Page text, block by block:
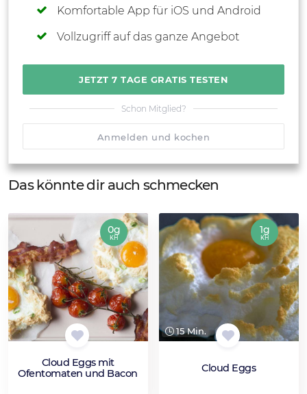
Komfortable App für iOS und Android
Vollzugriff auf das ganze Angebot
JETZT 7 TAGE GRATIS TESTEN
Schon Mitglied?
Anmelden und kochen
Das könnte dir auch schmecken
Cloud Eggs mit
Ofentomaten und Bacon
0g
KH
15 Min.
Cloud Eggs
1g
KH